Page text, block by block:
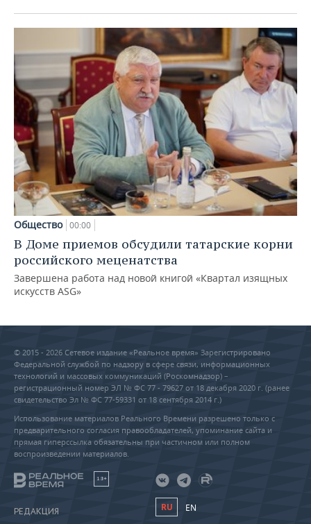
Общество 00:00
В Доме приемов обсудили татарские корни
российского меценатства
Завершена работа над новой книгой «Квартал изящных
искусств ASG»
© 2015 - 2026 Сетевое издание «Реальное время» Зарегистрировано
Федеральной службой по надзору в сфере связи, информационных
технологий и массовых коммуникаций (Роскомнадзор) –
регистрационный номер ЭЛ № ФС 77 - 79627 от 18 декабря 2020 г. (ранее
свидетельство Эл № ФС 77-59331 от 18 сентября 2014 г.)
Использование материалов Реального Времени разрешено только с
предварительного согласия правообладателей, упоминание сайта и
прямая гиперссылка обязательны при частичном или полном
воспроизведении материалов.
18+
РЕДАКЦИЯ
RU EN